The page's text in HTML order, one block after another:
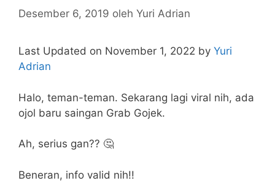
Desember 6, 2019 oleh Yuri Adrian
Last Updated on November 1, 2022 by Yuri
Adrian
Halo, teman-teman. Sekarang lagi viral nih, ada
ojol baru saingan Grab Gojek.
Ah, serius gan?? 🤔
Beneran, info valid nih!!